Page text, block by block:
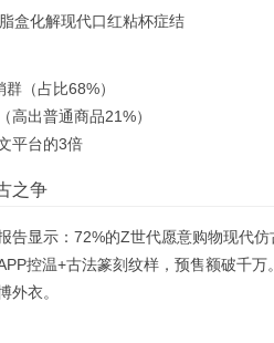
盒化解现代口红粘杯症结
（占比68%）
高出普通商品21%）
平台的3倍
之争
告显示：72%的Z世代愿意购物现代
控温+古法篆刻纹样，预售额破千
外衣。